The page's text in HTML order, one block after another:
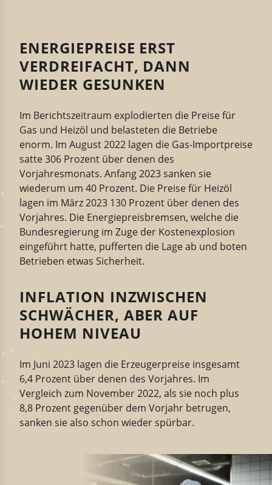
ENERGIEPREISE ERST
VERDREIFACHT, DANN
WIEDER GESUNKEN
Im Berichtszeitraum explodierten die Preise für
Gas und Heizöl und belasteten die Betriebe
enorm. Im August 2022 lagen die Gas-Importpreise
satte 306 Prozent über denen des
Vorjahresmonats. Anfang 2023 sanken sie
wiederum um 40 Prozent. Die Preise für Heizöl
lagen im März 2023 130 Prozent über denen des
Vorjahres. Die Energiepreisbremsen, welche die
Bundesregierung im Zuge der Kostenexplosion
eingeführt hatte, pufferten die Lage ab und boten
Betrieben etwas Sicherheit.
INFLATION INZWISCHEN
SCHWÄCHER, ABER AUF
HOHEM NIVEAU
Im Juni 2023 lagen die Erzeugerpreise insgesamt
6,4 Prozent über denen des Vorjahres. Im
Vergleich zum November 2022, als sie noch plus
8,8 Prozent gegenüber dem Vorjahr betrugen,
sanken sie also schon wieder spürbar.